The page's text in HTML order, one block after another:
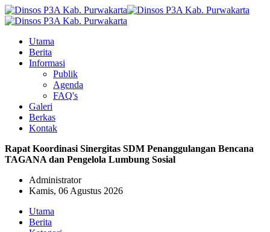
Utama
Berita
Informasi
Publik
Agenda
FAQ's
Galeri
Berkas
Kontak
Rapat Koordinasi Sinergitas SDM Penanggulangan Bencana
TAGANA dan Pengelola Lumbung Sosial
Administrator
Kamis, 06 Agustus 2026
Utama
Berita